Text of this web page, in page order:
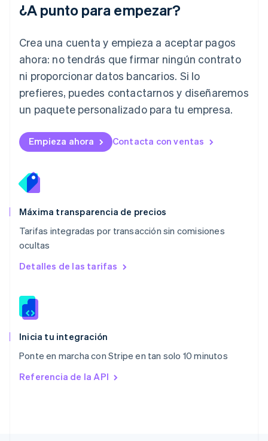
¿A punto para empezar?
Crea una cuenta y empieza a aceptar pagos
ahora: no tendrás que firmar ningún contrato
ni proporcionar datos bancarios. Si lo
prefieres, puedes contactarnos y diseñaremos
un paquete personalizado para tu empresa.
Empieza ahora Contacta con ventas
Máxima transparencia de precios
Tarifas integradas por transacción sin comisiones
ocultas
Detalles de las tarifas
Inicia tu integración
Ponte en marcha con Stripe en tan solo 10 minutos
Referencia de la API
Letonia
English
Deutsch English
Lituania
English
Luxemburgo
Français DeutschEnglish
English简体中文
English
México
Noruega
English
English
NederlandsEnglish
Polonia
English
RAE de Hong Kong, China
Reino Unido
English
English
English